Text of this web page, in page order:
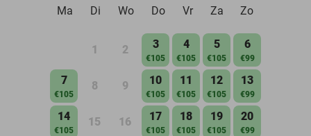
Ma
Di Wo Do Vr Za Zo
1 2 3
€105
4
€105
5
€105
6
€99
7
€105
8 9 10
€105
11
€105
12
€105
13
€99
14
€105
15 16 17
€105
18
€105
19
€105
20
€99